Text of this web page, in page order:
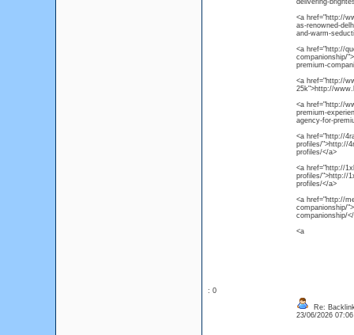
delivering-
<a href="http://
as-renowned-
and-warm-
<a href="http://
companionship/
premium-
<a href="http://
25k">http://
<a href="http://
premium-
agency-for-
<a href="http://
profiles/">http://
profiles/</a>
<a href="http://
profiles/">http://
profiles/</a>
<a href="http://
companionship/
companionship/
<a
: 0
Re:
23/06/2026